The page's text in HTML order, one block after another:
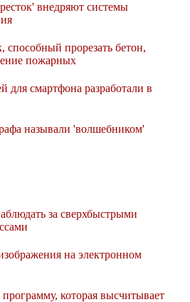
внедряют системы
способный прорезать бетон,
пожарных
для смартфона разработали в
называли 'волшебником'
за сверхбыстрыми
на электронном
которая высчитывает